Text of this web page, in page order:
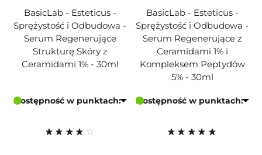
BasicLab - Esteticus -
Sprężystość i Odbudowa -
Serum Regenerujące
Strukturę Skóry z
Ceramidami 1% - 30ml
Dostępność w punktach:
BasicLab - Esteticus -
Sprężystość i Odbudowa -
Serum Regenerujące z
Ceramidami 1% i
Kompleksem Peptydów
5% - 30ml
Dostępność w punktach: